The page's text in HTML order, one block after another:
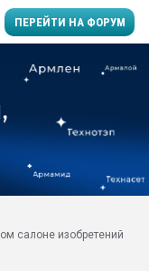
ПЕРЕЙТИ НА ФОРУМ
Вакуум-формовочные
28.07.2026
салоне изобретений